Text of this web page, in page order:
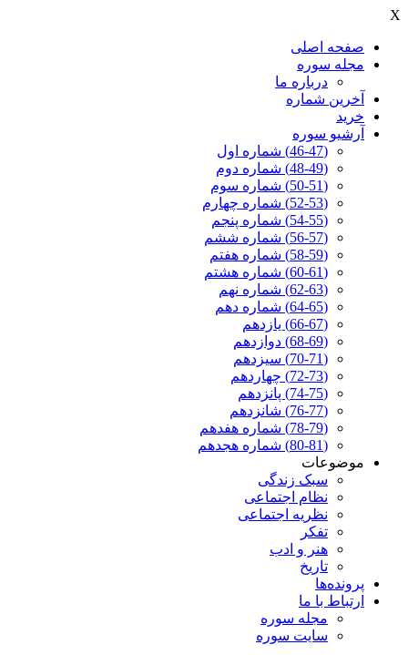
X
صفحه اصلی
مجله سوره
درباره ما
آخرين شماره
خرید
آرشیو سوره
(46-47) شماره اول
(48-49) شماره دوم
(50-51) شماره سوم
(52-53) شماره چهارم
(54-55) شماره پنجم
(56-57) شماره ششم
(58-59) شماره هفتم
(60-61) شماره هشتم
(62-63) شماره نهم
(64-65) شماره دهم
(66-67) یازدهم
(68-69) دوازدهم
(70-71) سیزدهم
(72-73) چهاردهم
(74-75) پانزدهم
(76-77) شانزدهم
(78-79) شماره هفدهم
(80-81) شماره هجدهم
موضوعات
سبک زندگی
نظام اجتماعی
نظریه اجتماعی
تفکر
هنر و ادب
تاریخ
پرونده‌ها
ارتباط با ما
مجله سوره
سایت سوره